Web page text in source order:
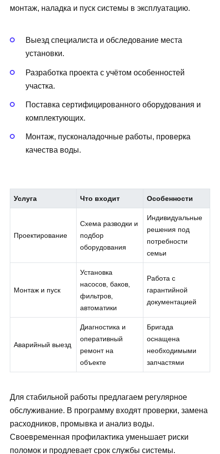
монтаж, наладка и пуск системы в эксплуатацию.
Выезд специалиста и обследование места
установки.
Разработка проекта с учётом особенностей
участка.
Поставка сертифицированного оборудования и
комплектующих.
Монтаж, пусконаладочные работы, проверка
качества воды.
Услуга Что входит Особенности
Проектирование
Схема разводки и
подбор
оборудования
Индивидуальные
решения под
потребности
семьи
Монтаж и пуск
Установка
насосов, баков,
фильтров,
автоматики
Работа с
гарантийной
документацией
Аварийный выезд
Диагностика и
оперативный
ремонт на
объекте
Бригада
оснащена
необходимыми
запчастями
Для стабильной работы предлагаем регулярное
обслуживание. В программу входят проверки, замена
расходников, промывка и анализ воды.
Своевременная профилактика уменьшает риски
поломок и продлевает срок службы системы.